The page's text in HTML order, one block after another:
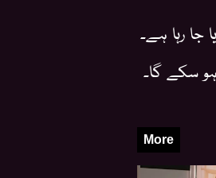
جا رہا ہے۔
سکے گا۔
More